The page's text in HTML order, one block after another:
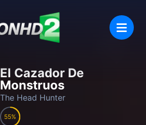
El Cazador De
Monstruos
The Head Hunter
55